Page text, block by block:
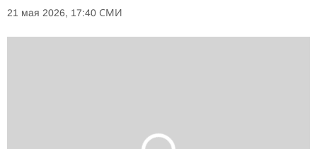
21 мая 2026, 17:40 СМИ